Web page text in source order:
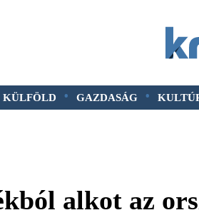
KÜLFÖLD • GAZDASÁG •
alkot az